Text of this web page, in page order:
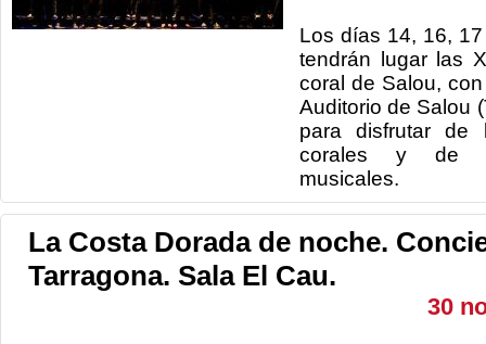
Los días 14, 16,
tendrán lugar las
coral de Salou,
Auditorio de Salou
para disfrutar de
corales y de
musicales.
La Costa Dorada de noche.
Tarragona. Sala El Cau.
30